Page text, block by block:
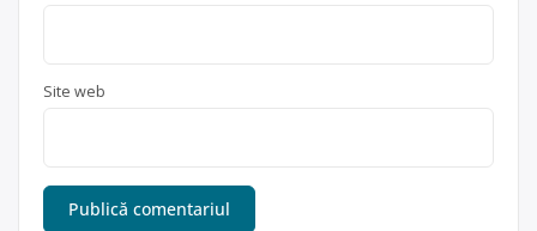
Site web